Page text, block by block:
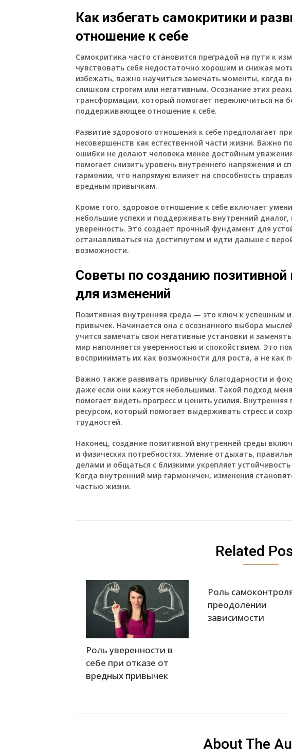
Как избегать самокритики и
отношение к себе
Самокритика часто становится преградой на пути к
чувствовать себя недостаточно хорошим и снижая
избежать, важно научиться замечать моменты, когда
слишком строгим или негативным. Осознание этих
трансформации, который помогает переключиться на
поддерживающее отношение к себе.
Развитие здорового отношения к себе предполагает
несовершенств как естественной части жизни. Важно
ошибки не делают человека менее достойным
помогает снизить уровень внутреннего напряжения и
гармонии, что напрямую влияет на способность
вредным привычкам.
Кроме того, здоровое отношение к себе включает
небольшие успехи и поддерживать внутренний
уверенность. Это создает прочный фундамент для
останавливаться на достигнутом и идти дальше с
возможности.
Советы по созданию позитивной
для изменений
Позитивная внутренняя среда — это ключ к успешным
привычек. Начинается она с осознанного выбора
учится замечать свои негативные установки и
мир наполняется уверенностью и спокойствием. Это
воспринимать их как возможности для роста, а не как
Важно также развивать привычку благодарности и
даже если они кажутся небольшими. Такой подход
помогает видеть прогресс и ценить усилия.
ресурсом, который помогает выдерживать стресс и
трудностей.
Наконец, создание позитивной внутренней среды
и физических потребностях. Умение отдыхать,
делами и общаться с близкими укрепляет
Когда внутренний мир гармоничен, изменения
частью жизни.
Related
Роль уверенности в
себе при отказе от
вредных привычек
Роль
преодолении
зависимости
About The